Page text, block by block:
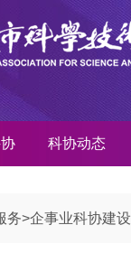
科协动态
务>企事业科协建设